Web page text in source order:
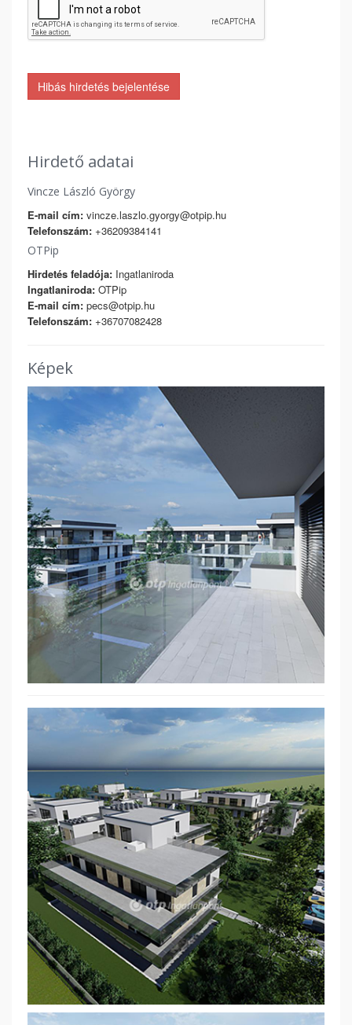
Hibás hirdetés bejelentése
Hirdető adatai
Vincze László György
E-mail cím: vincze.laszlo.gyorgy@otpip.hu
Telefonszám: +36209384141
OTPip
Hirdetés feladója: Ingatlaniroda
Ingatlaniroda: OTPip
E-mail cím: pecs@otpip.hu
Telefonszám: +36707082428
Képek